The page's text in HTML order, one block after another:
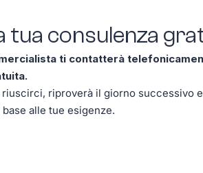
– Tutto Quello
Sapere Sul Codice
tua consulenza
ti contatterà
riuscirci, riproverà il giorno successivo
alle tue esigenze.